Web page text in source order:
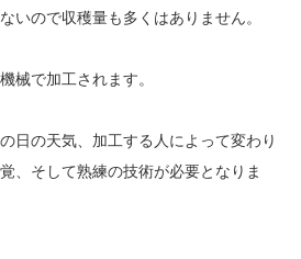
いので収穫量も多くはありません。
械で加工されます。
日の天気、加工する人によって変わり
、そして熟練の技術が必要となりま